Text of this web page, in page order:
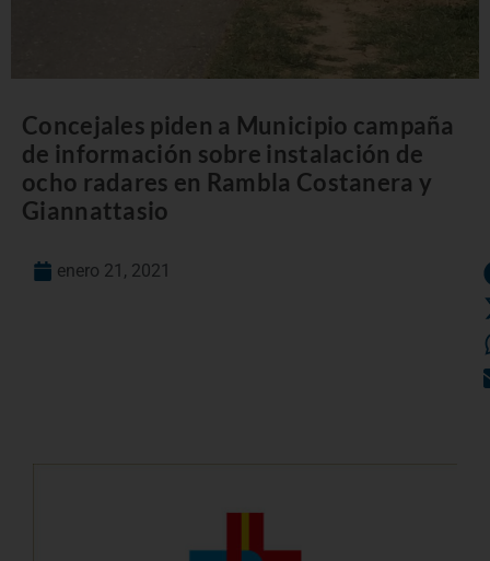
Concejales piden a Municipio campaña
de información sobre instalación de
ocho radares en Rambla Costanera y
Giannattasio
enero 21, 2021